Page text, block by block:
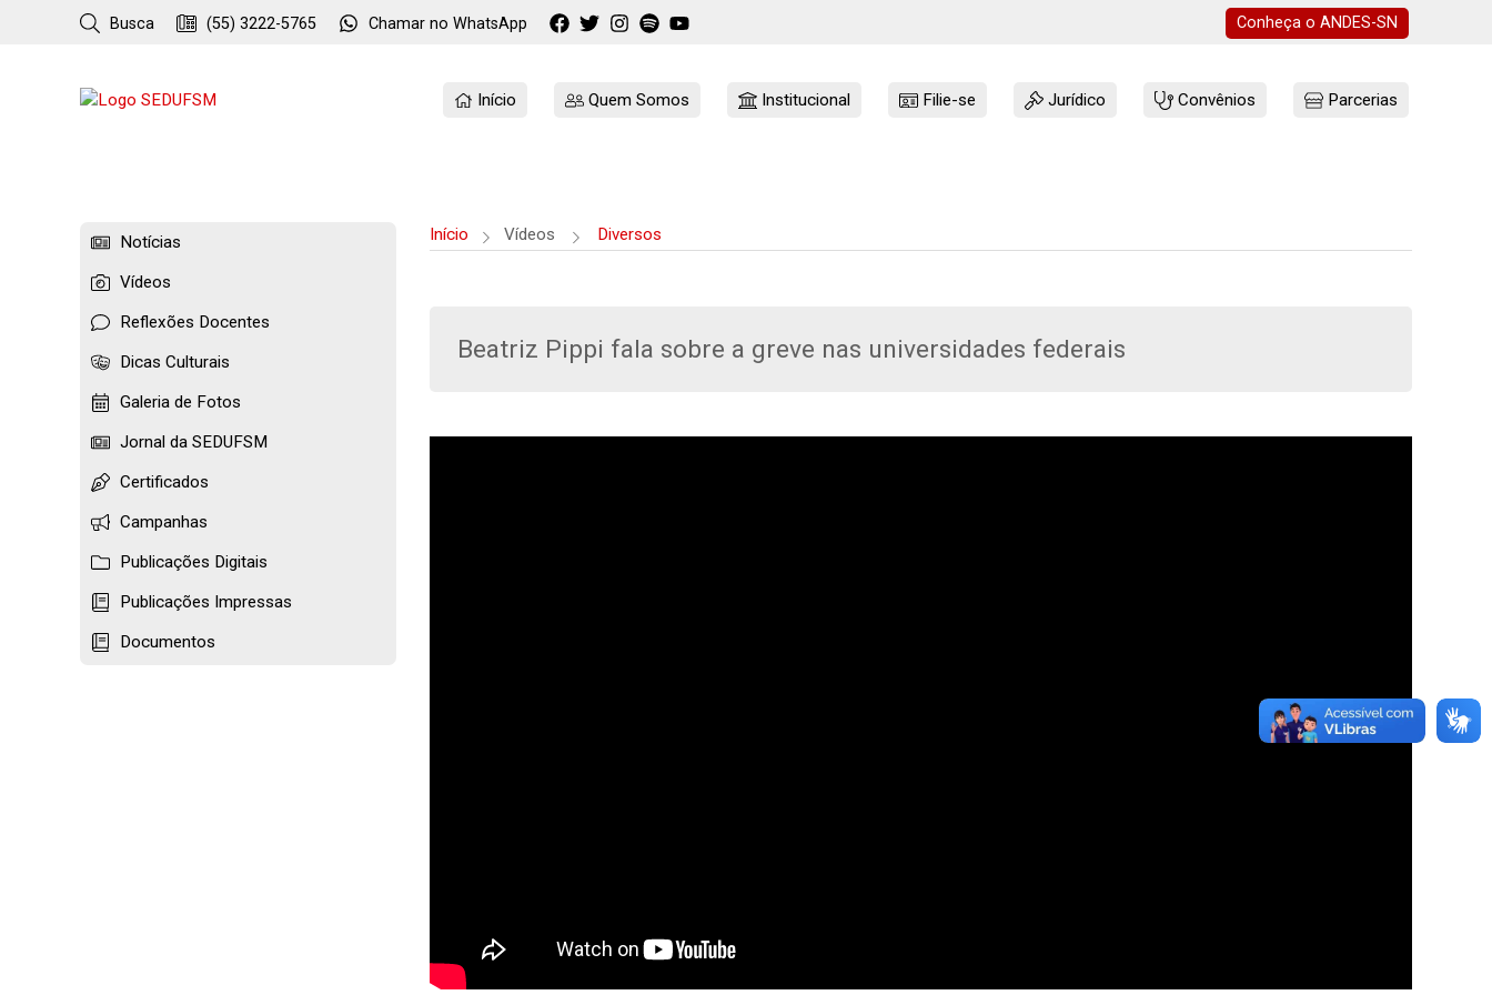
Busca (55) 3222-5765 Chamar no WhatsApp Conheça o ANDES-SN
Início Quem Somos Institucional Filie-se Jurídico Convênios Parcerias
Notícias
Vídeos
Reflexões Docentes
Dicas Culturais
Galeria de Fotos
Jornal da SEDUFSM
Certificados
Campanhas
Publicações Digitais
Publicações Impressas
Documentos
Início Vídeos Diversos
Beatriz Pippi fala sobre a greve nas universidades federais